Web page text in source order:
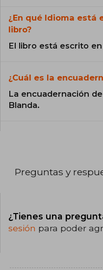
¿En qué Idioma está
libro?
El libro está escrito
¿Cuál es la
La encuadernación
Blanda.
Preguntas y
¿Tienes una
sesión para poder